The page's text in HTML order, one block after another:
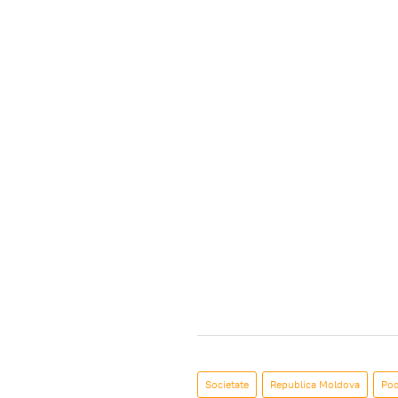
Societate Republica Moldova